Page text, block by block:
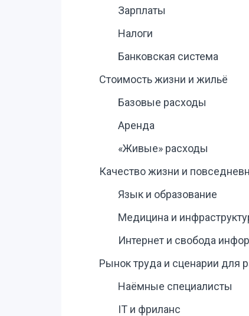
Зарплаты
Налоги
Банковская система
Стоимость жизни и жильё
Базовые расходы
Аренда
«Живые» расходы
Качество жизни и
Язык и образование
Медицина и
Интернет и свобода
Рынок труда и сценарии для
Наёмные специалисты
IT и фриланс